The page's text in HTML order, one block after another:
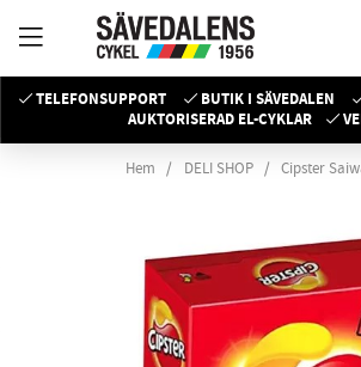
TELEFONSUPPORT BUTIK I SÄVEDALEN
AUKTORISERAD EL-CYKLAR
Hem DELI SHOP Cipster